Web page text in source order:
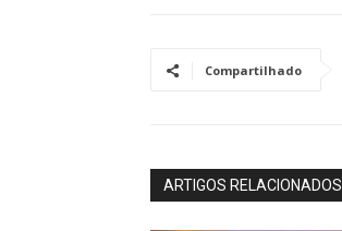
Compartilhado
ARTIGOS RELACIONADOS